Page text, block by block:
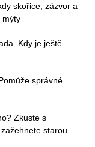
skořice, zázvor a
mýty
Kdy je ještě
správné
Zkuste s
starou